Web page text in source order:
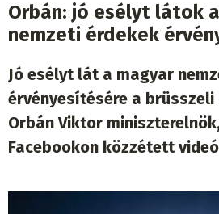
Orbán: jó esélyt látok
nemzeti érdekek
Jó esélyt lát a magyar
érvényesítésére a brüsszeli
Orbán Viktor
Facebookon közzétett